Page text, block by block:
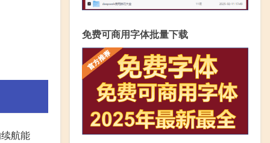
航能
免费可商用字体批量下载